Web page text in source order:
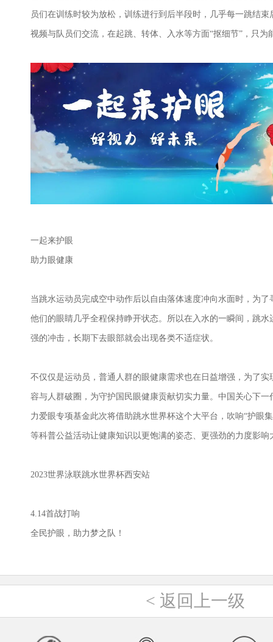
员们在训练时较为放松，训练进行到后半段时，几乎每一跳结
视频与队员们交流，在起跳、转体、入水等方面“抠细节”，只为
一起来护眼
助力眼健康
当跳水运动员完成空中动作后以自由落体速度冲向水面时，为了
他们的眼睛几乎全程保持睁开状态。所以在入水的一瞬间，跳水
强的冲击，长期下去眼部就会出现各类不适症状。
不仅仅是运动员，普通人群的眼健康需求也在日益增强，为了实
容与人群破圈，为守护国民眼健康贡献切实力量。中国关心下一
力爱眼专项基金此次将借助跳水世界杯这个大平台，吹响“护眼
等科普公益活动让健康知识以更饱满的姿态、更强劲的力度影响
2023世界泳联跳水世界杯西安站
4.14首战打响
全民护眼，助力梦之队！
< 返回上一级